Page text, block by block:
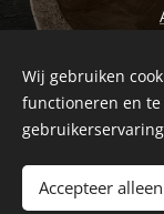
Cosiness
Wij gebruiken
functioneren en
Accepteer